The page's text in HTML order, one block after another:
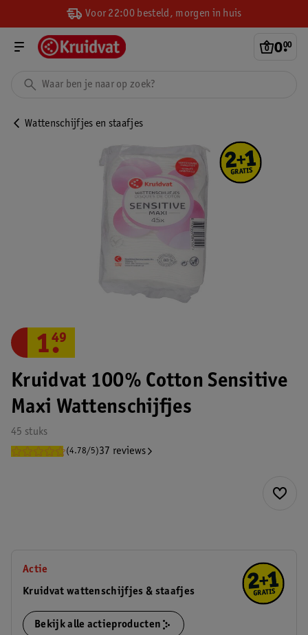
Voor 22:00 besteld, morgen in huis
0.
00
Wattenschijfjes en staafjes
Kruidvat 100% Cotton Sensitive
Maxi Wattenschijfjes
45 stuks
(4.78/5)37 reviews
1.
49
Actie
Kruidvat wattenschijfjes & staafjes
Bekijk alle actieproducten